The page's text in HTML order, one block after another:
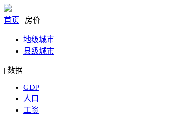
首页 | 房价
地级城市
县级城市
| 数据
GDP
人口
工资